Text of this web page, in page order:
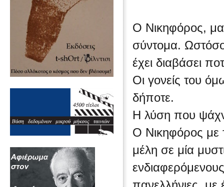
Ο Νικηφόρος,
σύντομα. Ωστόσο
έχει διαβάσει
Οι γονείς του
δήποτε.
Η λύση που
Ο Νικηφόρος με
μέλη σε μία